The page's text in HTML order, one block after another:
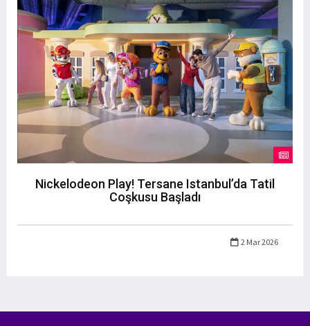
Nickelodeon Play! Tersane Istanbul’da Tatil
Coşkusu Başladı
2 Mar 2026